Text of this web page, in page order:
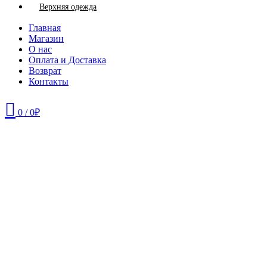
Верхняя одежда
Главная
Магазин
О нас
Оплата и Доставка
Возврат
Контакты
0 / 0₽